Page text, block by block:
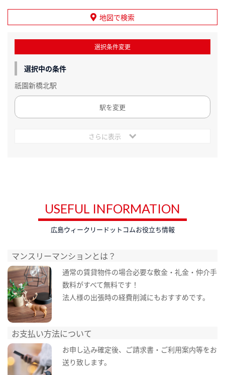
地図で検索
選択条件変更
選択中の条件
祇園新橋北駅
駅を変更
さらに表示
USEFUL INFORMATION
広島ウィークリードットコムお役立ち情報
マンスリーマンションとは？
通常の賃貸物件の場合必要な敷金・礼金・仲介手
数料がすべて無料です！
法人様の出張時の経費削減にもおすすめです。
お支払い方法について
お申し込み確定後、ご請求書・ご利用案内等をお
送り致します。